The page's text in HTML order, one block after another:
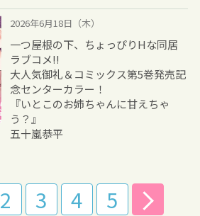
2026年6月18日（木）
一つ屋根の下、ちょっぴりHな同居
ラブコメ!!
大人気御礼＆コミックス第5巻発売記
念センターカラー！
『いとこのお姉ちゃんに甘えちゃ
う？』
五十嵐恭平
2 3 4 5